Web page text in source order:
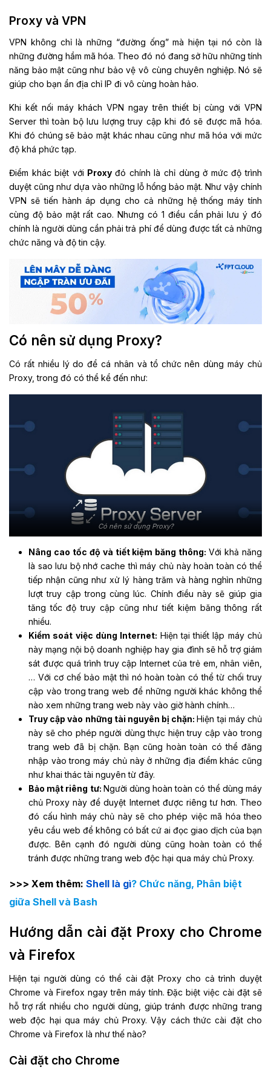
Proxy và VPN
VPN không chỉ là những “đường ống” mà hiện tại nó còn là
những đường hầm mã hóa. Theo đó nó đang sở hữu những tính
năng bảo mật cũng như bảo vệ vô cùng chuyên nghiệp. Nó sẽ
giúp cho bạn ẩn địa chỉ IP đi vô cùng hoàn hảo.
Khi kết nối máy khách VPN ngay trên thiết bị cùng với VPN
Server thì toàn bộ lưu lượng truy cập khi đó sẽ được mã hóa.
Khi đó chúng sẽ bảo mật khác nhau cũng như mã hóa với mức
độ khá phức tạp.
Điểm khác biệt với Proxyđó chính là chỉ dùng ở mức độ trình
duyệt cũng như dựa vào những lỗ hổng bảo mật. Như vậy chính
VPN sẽ tiến hành áp dụng cho cả những hệ thống máy tính
cùng độ bảo mật rất cao. Nhưng có 1 điều cần phải lưu ý đó
chính là người dùng cần phải trả phí để dùng được tất cả những
chức năng và độ tin cậy.
Có nên sử dụng Proxy?
Có rất nhiều lý do để cá nhân và tổ chức nên dùng máy chủ
Proxy, trong đó có thể kể đến như:
Có nên sử dụng Proxy?
Nâng cao tốc độ và tiết kiệm băng thông:Với khả năng
là sao lưu bộ nhớ cache thì máy chủ này hoàn toàn có thể
tiếp nhận cũng như xử lý hàng trăm và hàng nghìn những
lượt truy cập trong cùng lúc. Chính điều này sẽ giúp gia
tăng tốc độ truy cập cũng như tiết kiệm băng thông rất
nhiều.
Kiểm soát việc dùng Internet: Hiện tại thiết lập máy chủ
này mạng nội bộ doanh nghiệp hay gia đình sẽ hỗ trợ giám
sát được quá trình truy cập Internet của trẻ em, nhân viên,
… Với cơ chế bảo mật thì nó hoàn toàn có thể từ chối truy
cập vào trong trang web để những người khác không thể
nào xem những trang web này vào giờ hành chính…
Truy cập vào những tài nguyên bị chặn:Hiện tại máy chủ
này sẽ cho phép người dùng thực hiện truy cập vào trong
trang web đã bị chặn. Bạn cũng hoàn toàn có thể đăng
nhập vào trong máy chủ này ở những địa điểm khác cũng
như khai thác tài nguyên từ đây.
Bảo mật riêng tư: Người dùng hoàn toàn có thể dùng máy
chủ Proxy này để duyệt Internet được riêng tư hơn. Theo
đó cấu hình máy chủ này sẽ cho phép việc mã hóa theo
yêu cầu web để không có bất cứ ai đọc giao dịch của bạn
được. Bên cạnh đó người dùng cũng hoàn toàn có thể
tránh được những trang web độc hại qua máy chủ Proxy.
>>> Xem thêm: Shell là gì? Chức năng, Phân biệt
giữa Shell và Bash
Hướng dẫn cài đặt Proxy cho Chrome
và Firefox
Hiện tại người dùng có thể cài đặt Proxy cho cả trình duyệt
Chrome và Firefox ngay trên máy tính. Đặc biệt việc cài đặt sẽ
hỗ trợ rất nhiều cho người dùng, giúp tránh được những trang
web độc hại qua máy chủ Proxy. Vậy cách thức cài đặt cho
Chrome và Firefox là như thế nào?
Cài đặt cho Chrome